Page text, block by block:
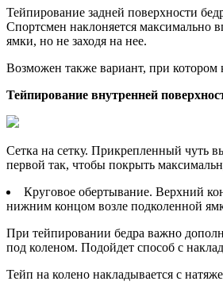
Тейпирование задней поверхности
Спортсмен наклоняется максимально
ямки, но не заходя на нее.
Возможен также вариант, при котором
Тейпирование внутренней
Сетка на сетку. Прикрепленный чуть
первой так, чтобы покрыть
Круговое обертывание. Верхний
нижним концом возле подколенной
При тейпировании бедра важно
под коленом. Подойдет способ с
Тейп на колено накладывается с